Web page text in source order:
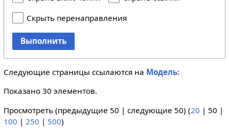
Скрыть перенаправления
Выполнить
Следующие страницы ссылаются на Модель:
Показано 30 элементов.
Просмотреть (предыдущие 50 | следующие 50) (20 | 50 |
100 | 250 | 500)